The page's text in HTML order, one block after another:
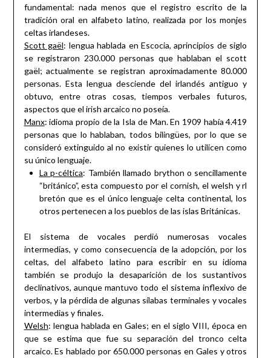
fundamental: nada menos que el registro escrito de la
tradición oral en alfabeto latino, realizada por los monjes
celtas irlandeses.
Scott gaël: lengua hablada en Escocia, aprincipios de siglo
se registraron 230.000 personas que hablaban el scott
gaël; actualmente se registran aproximadamente 80.000
personas. Esta lengua desciende del irlandés antiguo y
obtuvo, entre otras cosas, tiempos verbales futuros,
aspectos que el irish arcaico no poseía.
Manx: idioma propio de la Isla de Man. En 1909 había 4.419
personas que lo hablaban, todos bilingües, por lo que se
consideró extinguido al no existir quienes lo utilicen como
su único lenguaje.
La p-céltica: También llamado brython o sencillamente
“británico”, esta compuesto por el cornish, el welsh y rl
bretón que es el único lenguaje celta continental, los
otros pertenecen a los pueblos de las islas Británicas.
El sistema de vocales perdió numerosas vocales
intermedias, y como consecuencia de la adopción, por los
celtas, del alfabeto latino para escribir en su idioma
también se produjo la desaparición de los sustantivos
declinativos, aunque mantuvo todo el sistema inflexivo de
verbos, y la pérdida de algunas sílabas terminales y vocales
intermedias y finales.
Welsh: lengua hablada en Gales; en el siglo VIII, época en
que se estima que fue su separación del tronco celta
arcaico. Es hablado por 650.000 personas en Gales y otros